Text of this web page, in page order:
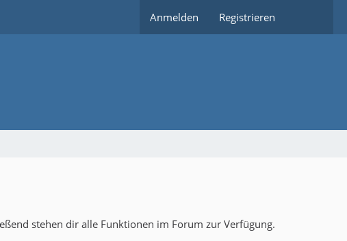
Anmelden Registrieren
stehen dir alle Funktionen im Forum zur Verfügung.